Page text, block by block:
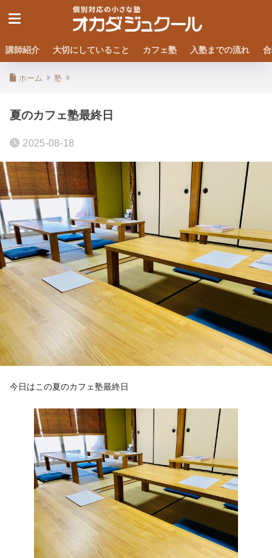
講師紹介 大切にしていること カフェ塾 入塾までの流れ
ホーム 塾
夏のカフェ塾最終日
2025-08-18
今日はこの夏のカフェ塾最終日